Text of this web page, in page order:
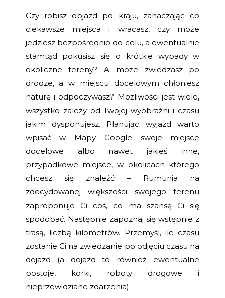
Czy robisz objazd po kraju, zahaczając co
ciekawsze miejsca i wracasz, czy może
jedziesz bezpośrednio do celu, a ewentualnie
stamtąd pokusisz się o krótkie wypady w
okoliczne tereny? A może zwiedzasz po
drodze, a w miejscu docelowym chłoniesz
naturę i odpoczywasz? Możliwości jest wiele,
wszystko zależy od Twojej wyobraźni i czasu
jakim dysponujesz. Planując wyjazd warto
wpisać w Mapy Google swoje miejsce
docelowe albo nawet jakieś inne,
przypadkowe miejsce, w okolicach którego
chcesz się znaleźć – Rumunia na
zdecydowanej większości swojego terenu
zaproponuje Ci coś, co ma szansę Ci się
spodobać. Następnie zapoznaj się wstępnie z
trasą, liczbą kilometrów. Przemyśl, ile czasu
zostanie Ci na zwiedzanie po odjęciu czasu na
dojazd (a dojazd to również ewentualne
postoje, korki, roboty drogowe i
nieprzewidziane zdarzenia).